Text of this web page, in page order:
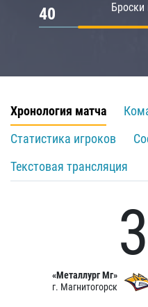
Броски
40
Хронология матча
Статистика игроков
Текстовая трансляция
«Металлург Мг»
г. Магнитогорск